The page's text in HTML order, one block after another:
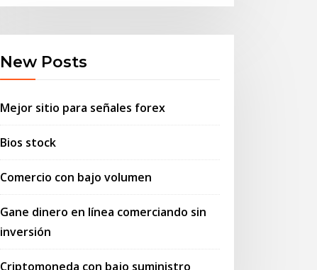
New Posts
Mejor sitio para señales forex
Bios stock
Comercio con bajo volumen
Gane dinero en línea comerciando sin
inversión
Criptomoneda con bajo suministro